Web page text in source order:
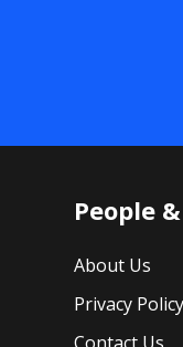
People
About Us
Privacy Policy